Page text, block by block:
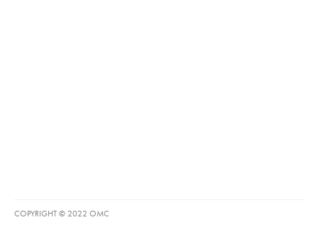
COPYRIGHT © 2022 OMC